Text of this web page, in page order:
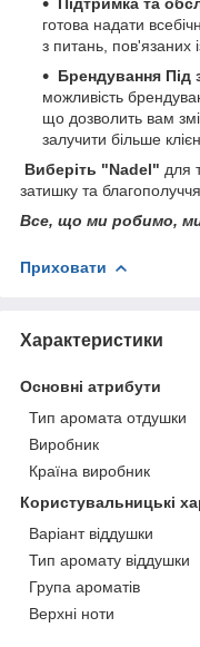
готова надати
з питань, пов'язаних
Брендування Під
можливість
що дозволить вам
залучити більше
Виберіть "Nadel" для
затишку та
Все, що ми робимо,
Приховати
Характеристики
Основні атрибути
Тип аромата отдушки
Виробник
Країна виробник
Користувальницькі
Варіант віддушки
Тип аромату віддушки
Група ароматів
Верхні ноти